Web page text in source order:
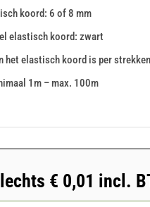
koord: 6 of 8 mm
elastisch koord: zwart
het elastisch koord is per
1m – max. 100m
€ 0,01 incl.